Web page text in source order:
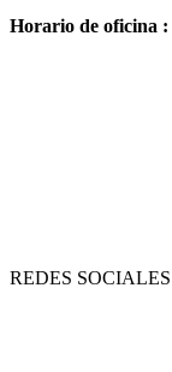
Horario de oficina :
REDES SOCIALES